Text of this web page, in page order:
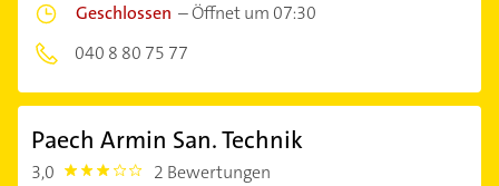
Geschlossen –Öffnet um 07:30
040 8 80 75 77
Paech Armin San. Technik
3,0 3.0 2 Bewertungen